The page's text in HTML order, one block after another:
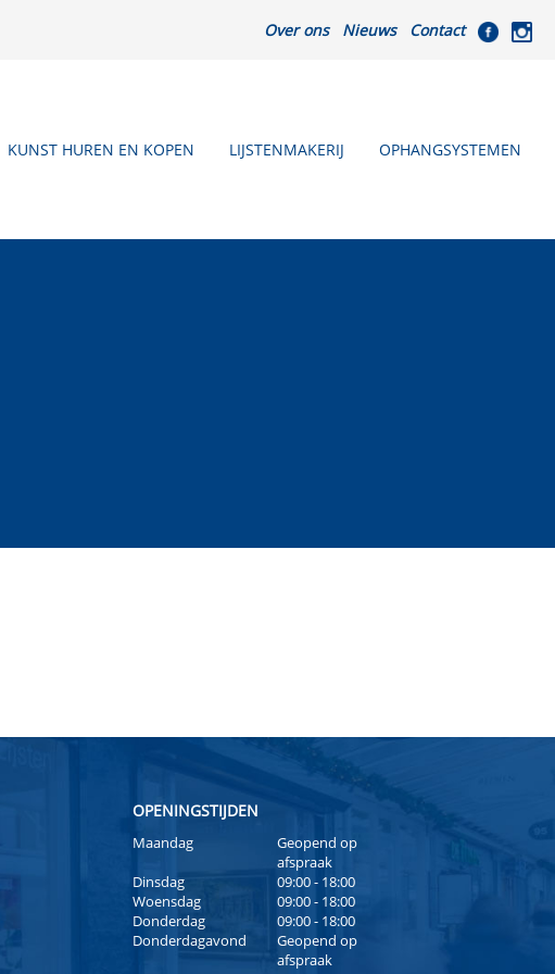
Over ons Nieuws Contact
KUNST HUREN EN KOPEN LIJSTENMAKERIJ OPHANGSYSTEMEN
OPENINGSTIJDEN
Maandag
Geopend op
afspraak
Dinsdag
09:00 - 18:00
Woensdag
09:00 - 18:00
Donderdag
09:00 - 18:00
Donderdagavond
Geopend op
afspraak